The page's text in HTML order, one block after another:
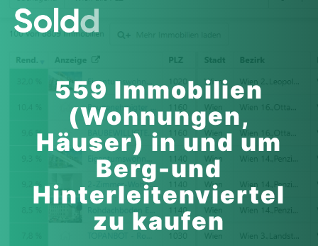
559 Immobilien
(Wohnungen,
Häuser) in und um
Berg-und
Hinterleitenviertel
zu kaufen